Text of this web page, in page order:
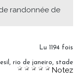
randonnée de
Lu 1194 fois
rio de janeiro stade
Notez